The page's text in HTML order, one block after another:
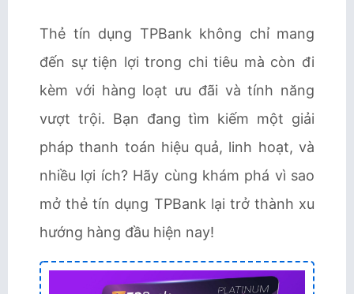
Thẻ tín dụng TPBank không chỉ mang
đến sự tiện lợi trong chi tiêu mà còn đi
kèm với hàng loạt ưu đãi và tính năng
vượt trội. Bạn đang tìm kiếm một giải
pháp thanh toán hiệu quả, linh hoạt, và
nhiều lợi ích? Hãy cùng khám phá vì sao
mở thẻ tín dụng TPBank lại trở thành xu
hướng hàng đầu hiện nay!